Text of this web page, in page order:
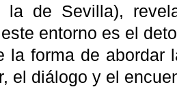
la de Sevilla),
entorno es el
la forma de abordar
el diálogo y el